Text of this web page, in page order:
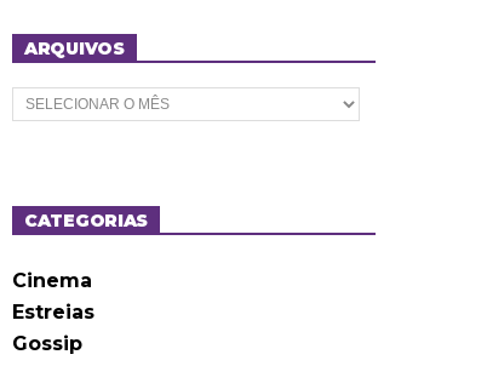
ARQUIVOS
A
r
o
sCATEGORIAS
Cinema
Estreias
Gossip